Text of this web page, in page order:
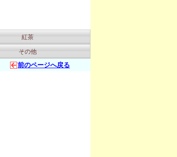
紅茶
その他
前のページへ戻る